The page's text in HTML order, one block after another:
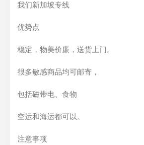
我们新加坡专线
优势点
稳定，物美价廉，送货上门。
很多敏感商品均可邮寄，
包括磁带电、食物
空运和海运都可以。
注意事项